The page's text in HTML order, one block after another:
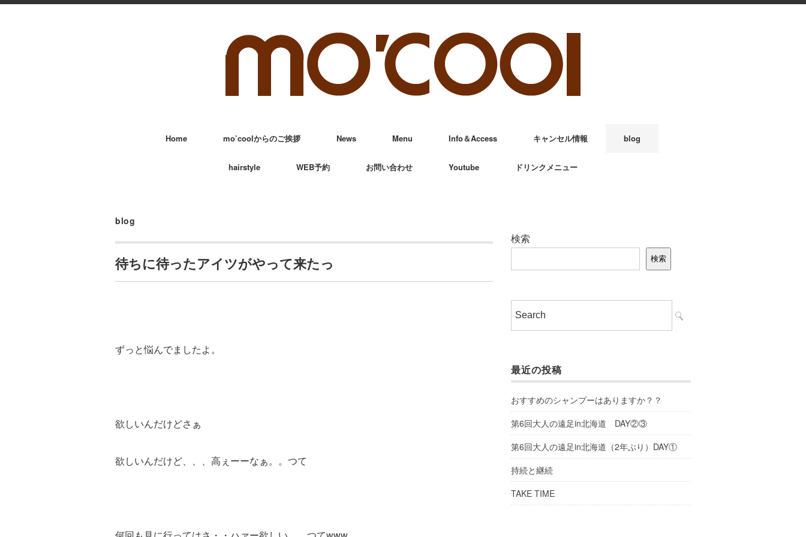
Home mo’coolからのご挨拶 News Menu Info＆Access キャンセル情報 blog
hairstyle WEB予約 お問い合わせ Youtube ドリンクメニュー
blog
待ちに待ったアイツがやって来たっ
ずっと悩んでましたよ。
欲しいんだけどさぁ
欲しいんだけど、、、高ぇーーなぁ。。つて
検索
検索
最近の投稿
おすすめのシャンプーはありますか？？
第6回大人の遠足in北海道 DAY②③
第6回大人の遠足in北海道（2年ぶり）DAY①
持続と継続
TAKE TIME